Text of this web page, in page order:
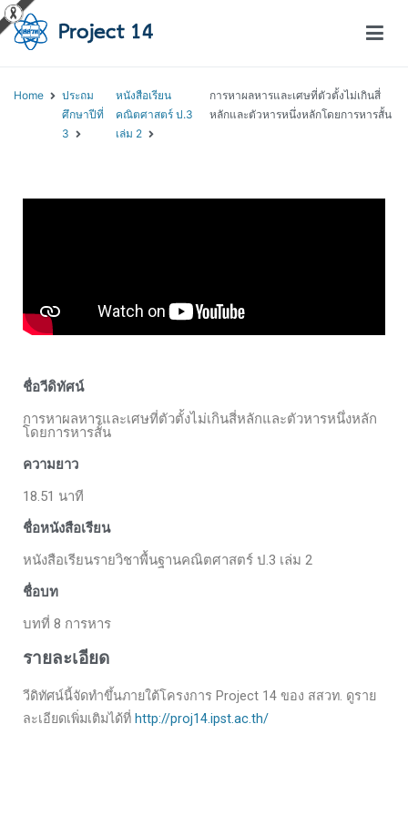
Home
ประถม
ศึกษาปีที่
3
หนังสือเรียน
คณิตศาสตร์ ป.3
เล่ม 2
การหาผลหารและเศษที่ตัวตั้งไม่เกินสี่
หลักและตัวหารหนึ่งหลักโดยการหารสั้น
ชื่อวีดิทัศน์
การหาผลหารและเศษที่ตัวตั้งไม่เกินสี่หลักและตัวหารหนึ่งหลัก
โดยการหารสั้น
ความยาว
18.51 นาที
ชื่อหนังสือเรียน
หนังสือเรียนรายวิชาพื้นฐานคณิตศาสตร์ ป.3 เล่ม 2
ชื่อบท
บทที่ 8 การหาร
รายละเอียด
วีดิทัศน์นี้จัดทำขึ้นภายใต้โครงการ Project 14 ของ สสวท. ดูราย
ละเอียดเพิ่มเติมได้ที่ http://proj14.ipst.ac.th/